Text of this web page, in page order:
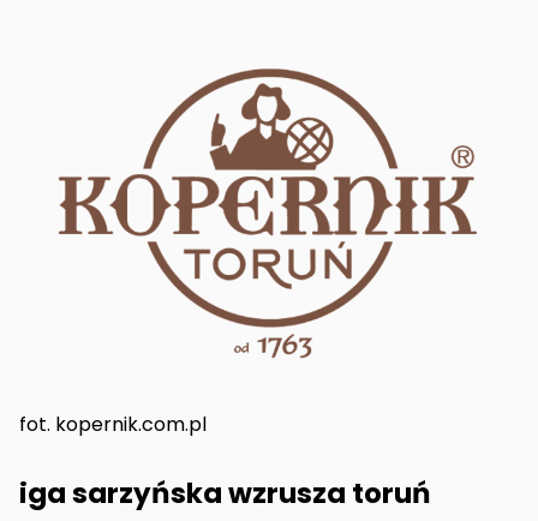
fot. kopernik.com.pl
iga sarzyńska wzrusza toruń